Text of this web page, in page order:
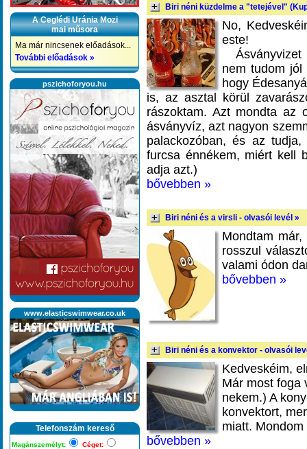
A Ceglédi Uránia Mozi
mai műsora
Ma már nincsenek előadások...
További előadások »
pszichoforyou.hu
www.elasticswimwear.co.uk
Telefonszám kereső
Magánszemélyt:
Céget:
Biri néni küzdelme a "tetejével"
No,
este!
Ásványvizet
nem tudom jól
hogy
is, az asztal körül
rászoktam. Azt mondta az
ásványvíz, azt nagyon
palackozóban, és az
furcsa énnékem, miért kell
adja azt.)
bővebben »
Biri néni és a virsli - olvasói levél »
Mondtam
rosszul
valami ódon
bővebben »
Biri néni és a konvektor - olvasói
Kedveskéim,
Már most foga
nekem.) A
konvektort,
miatt.
bővebben »